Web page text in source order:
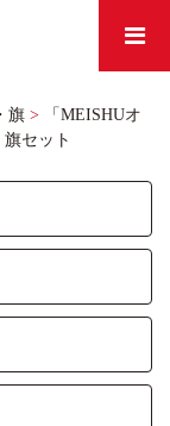
旗 >
「MEISHUオ
セット